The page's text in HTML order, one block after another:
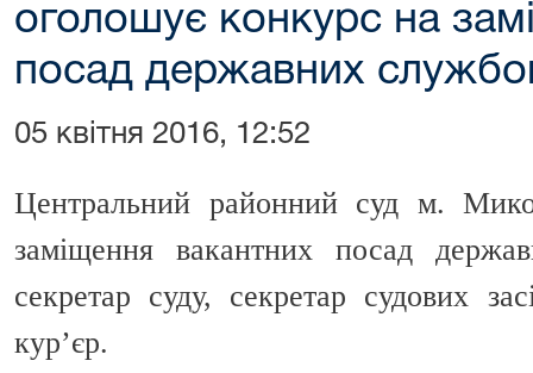
оголошує конкурс на
посад державних
05 квітня 2016, 12:52
Центральний районний суд м.
заміщення вакантних посад
секретар суду, секретар судових
кур’єр.